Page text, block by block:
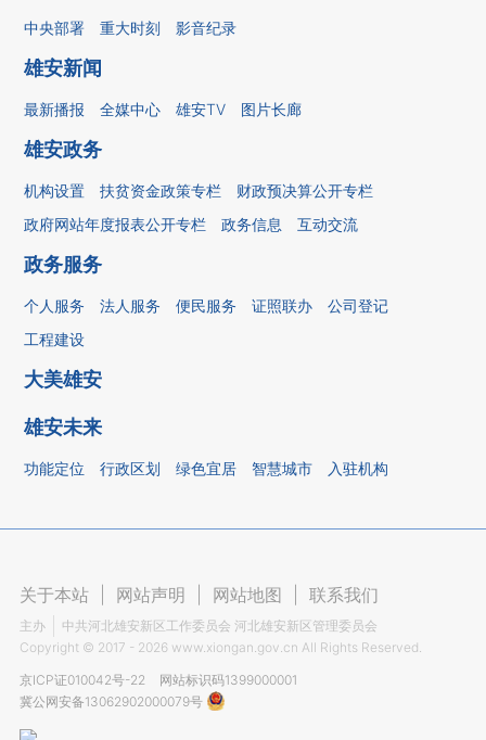
中央部署 重大时刻 影音纪录
雄安新闻
最新播报 全媒中心 雄安TV 图片长廊
雄安政务
机构设置 扶贫资金政策专栏
财政预决算公开专栏
政府网站年度报表公开专栏
政务信息 互动交流
政务服务
个人服务 法人服务 便民服务 证照联办
公司登记
工程建设
大美雄安
雄安未来
功能定位 行政区划 绿色宜居 智慧城市 入驻机构
关于本站 网站声明 网站地图 联系我们
主办
中共河北雄安新区工作委员会 河北雄安新区管理委员会
Copyright © 2017 - 2026 www.xiongan.gov.cn All Rights Reserved.
京ICP证010042号-22
网站标识码1399000001
冀公网安备13062902000079号